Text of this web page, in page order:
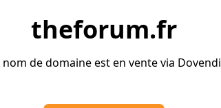
theforum.fr
nom de domaine est en vente via Dovendi